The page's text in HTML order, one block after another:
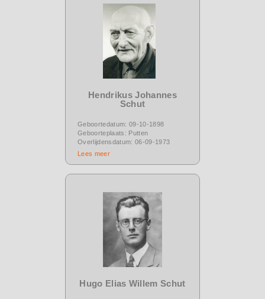
Hendrikus Johannes
Schut
Geboortedatum: 09-10-1898
Geboorteplaats: Putten
Overlijdensdatum: 06-09-1973
Lees meer
Hugo Elias Willem Schut